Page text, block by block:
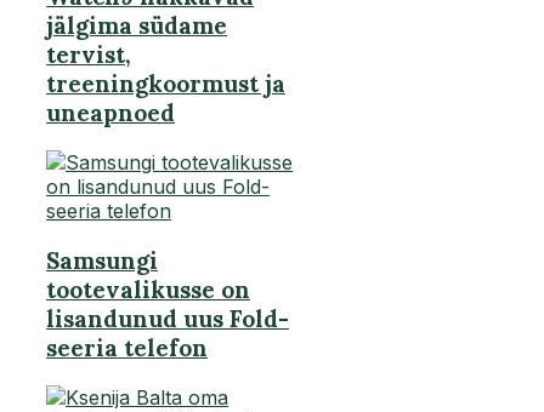
jälgima südame
tervist,
treeningkoormust ja
uneapnoed
Samsungi
tootevalikusse on
lisandunud uus Fold-
seeria telefon